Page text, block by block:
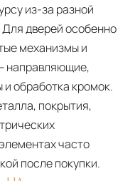
из-за разной
дверей особенно
механизмы и
направляющие,
обработка кромок.
покрытия,
часто
после покупки.